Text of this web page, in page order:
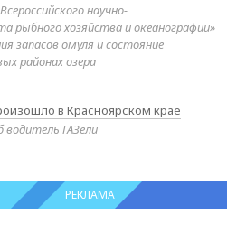
научно-
рыбного хозяйства и океанографии»
запасов омуля и состояние
районах озера
в Красноярском крае
водитель ГАЗели
РЕКЛАМА